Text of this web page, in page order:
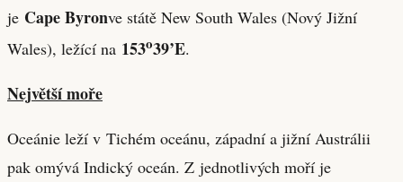
je Cape Byronve státě New South Wales (Nový Jižní
Wales), ležící na 153o39’E.
Největší moře
Oceánie leží v Tichém oceánu, západní a jižní Austrálii
pak omývá Indický oceán. Z jednotlivých moří je